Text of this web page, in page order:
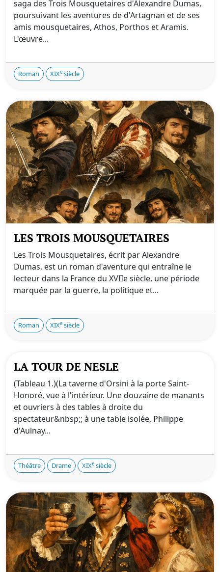
saga des Trois Mousquetaires d'Alexandre Dumas,
poursuivant les aventures de d'Artagnan et de ses
amis mousquetaires, Athos, Porthos et Aramis.
L'œuvre...
Roman XIXe siècle
LES TROIS MOUSQUETAIRES
Les Trois Mousquetaires, écrit par Alexandre
Dumas, est un roman d'aventure qui entraîne le
lecteur dans la France du XVIIe siècle, une période
marquée par la guerre, la politique et...
Roman XIXe siècle
LA TOUR DE NESLE
(Tableau 1.)(La taverne d'Orsini à la porte Saint-
Honoré, vue à l'intérieur. Une douzaine de manants
et ouvriers à des tables à droite du
spectateur&nbsp;; à une table isolée, Philippe
d'Aulnay...
Théâtre Drame XIXe siècle